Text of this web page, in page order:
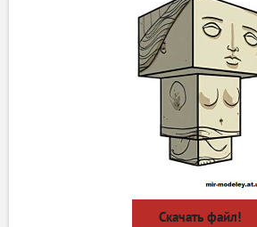
Скачать файл!